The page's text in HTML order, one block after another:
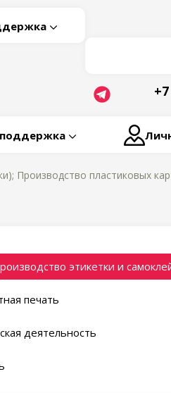
поддержка
Производство пластиковых
этикетки и
печать
деятельность